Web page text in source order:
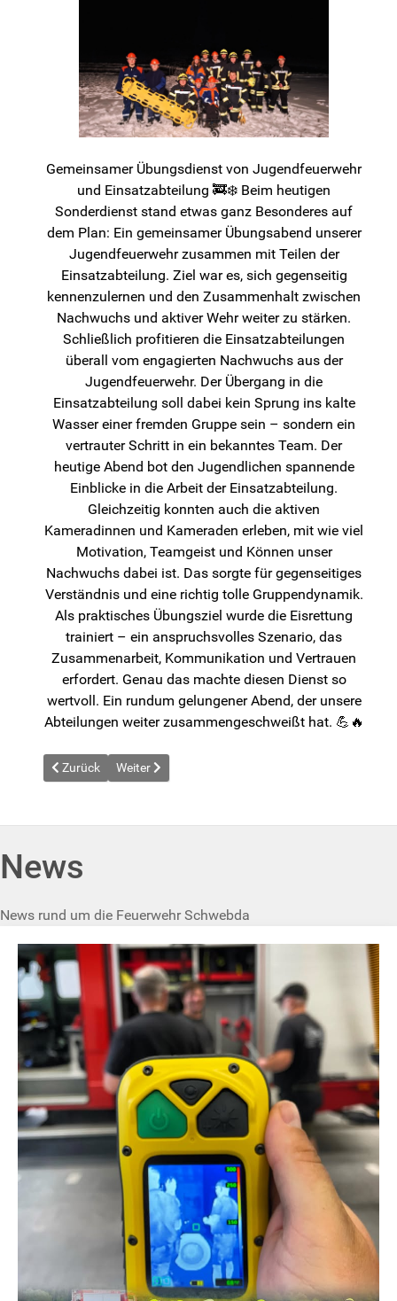
Gemeinsamer Übungsdienst von Jugendfeuerwehr
und Einsatzabteilung 🚒❄️ Beim heutigen
Sonderdienst stand etwas ganz Besonderes auf
dem Plan: Ein gemeinsamer Übungsabend unserer
Jugendfeuerwehr zusammen mit Teilen der
Einsatzabteilung. Ziel war es, sich gegenseitig
kennenzulernen und den Zusammenhalt zwischen
Nachwuchs und aktiver Wehr weiter zu stärken.
Schließlich profitieren die Einsatzabteilungen
überall vom engagierten Nachwuchs aus der
Jugendfeuerwehr. Der Übergang in die
Einsatzabteilung soll dabei kein Sprung ins kalte
Wasser einer fremden Gruppe sein – sondern ein
vertrauter Schritt in ein bekanntes Team. Der
heutige Abend bot den Jugendlichen spannende
Einblicke in die Arbeit der Einsatzabteilung.
Gleichzeitig konnten auch die aktiven
Kameradinnen und Kameraden erleben, mit wie viel
Motivation, Teamgeist und Können unser
Nachwuchs dabei ist. Das sorgte für gegenseitiges
Verständnis und eine richtig tolle Gruppendynamik.
Als praktisches Übungsziel wurde die Eisrettung
trainiert – ein anspruchsvolles Szenario, das
Zusammenarbeit, Kommunikation und Vertrauen
erfordert. Genau das machte diesen Dienst so
wertvoll. Ein rundum gelungener Abend, der unsere
Abteilungen weiter zusammengeschweißt hat. 💪🔥
Vorheriger Beitrag: News vom 2026-01-22
Zurück Nächster Beitrag: News vom 2026-01-31
Weiter
News
News rund um die Feuerwehr Schwebda